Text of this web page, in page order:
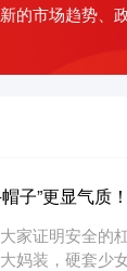
的市场趋势、
子”更显气质！
家证明安全的
妈装，硬套少